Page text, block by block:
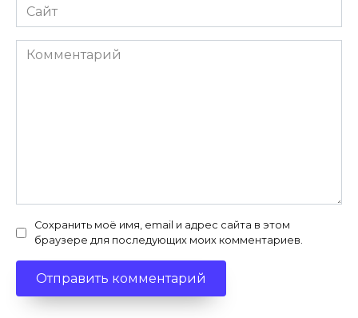
Сайт
Комментарий
Сохранить моё имя, email и адрес сайта в этом
браузере для последующих моих комментариев.